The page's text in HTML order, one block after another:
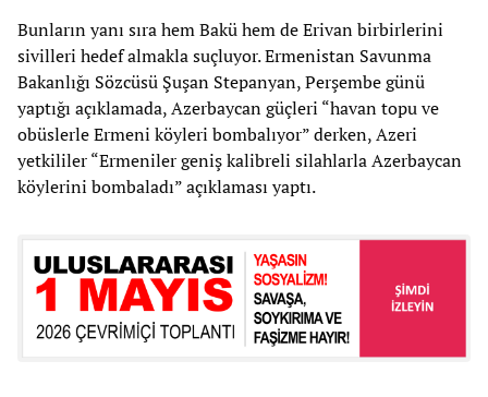
Bunların yanı sıra hem Bakü hem de Erivan birbirlerini
sivilleri hedef almakla suçluyor. Ermenistan Savunma
Bakanlığı Sözcüsü Şuşan Stepanyan, Perşembe günü
yaptığı açıklamada, Azerbaycan güçleri “havan topu ve
obüslerle Ermeni köyleri bombalıyor” derken, Azeri
yetkililer “Ermeniler geniş kalibreli silahlarla Azerbaycan
köylerini bombaladı” açıklaması yaptı.